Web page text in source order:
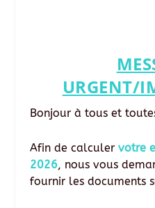
URGENT/
Bonjour à tous et
Afin de calculer votre
2026, nous vous
fournir les documents